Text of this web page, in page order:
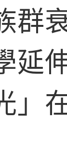
群
延
」